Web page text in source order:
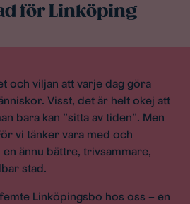
för Linköping
och viljan att varje dag göra
Visst, det är helt okej att
bara kan ”sitta av tiden”. Men
vi tänker vara med och
ännu bättre, trivsammare,
stad.
Linköpingsbo hos oss – en